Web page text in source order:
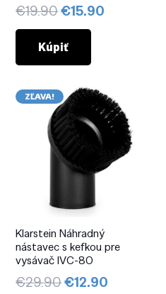
€19.90Pôvodná
cena
bola:
€19.90.
€15.90
Kúpiť
ZĽAVA!
Klarstein Náhradný
nástavec s kefkou pre
vysávač IVC-80
€29.90Pôvodná
€12.90